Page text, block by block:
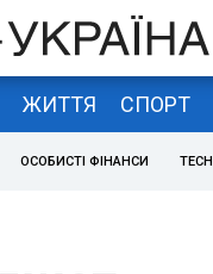
ЖИТТЯ СПОРТ
ОСОБИСТІ ФІНАНСИ TECH